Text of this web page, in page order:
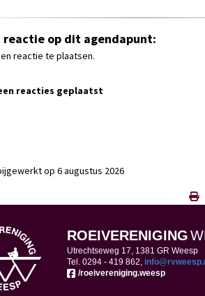
reactie op dit agendapunt:
reactie te plaatsen.
reacties geplaatst
op 6 augustus 2026
ROEIVERENIGING
Utrechtseweg 17, 1381 GR Weesp
Tel. 0294 - 419 862, ofni
/roeivereniging.weesp